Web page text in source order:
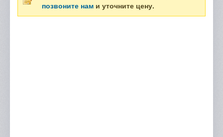
позвоните нами уточните цену.